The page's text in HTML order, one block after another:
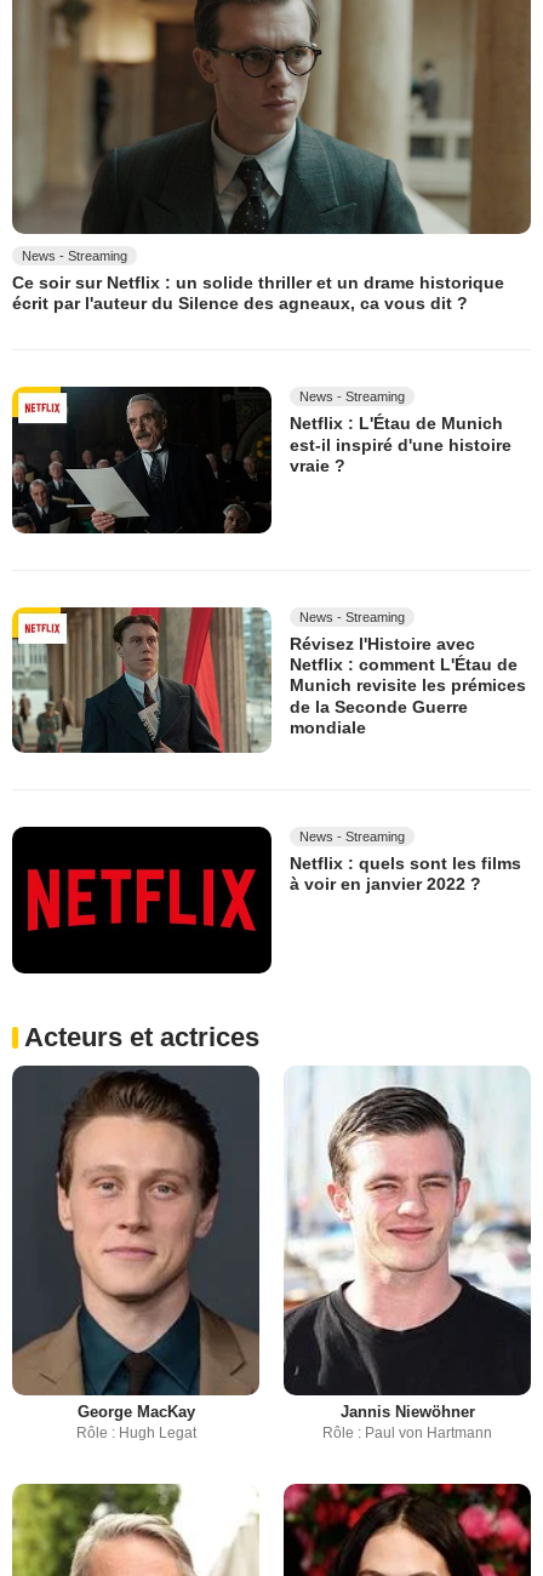
News - Streaming
Ce soir sur Netflix : un solide thriller et un drame historique
écrit par l'auteur du Silence des agneaux, ca vous dit ?
News - Streaming
Netflix : L'Étau de Munich
est-il inspiré d'une histoire
vraie ?
News - Streaming
Révisez l'Histoire avec
Netflix : comment L'Étau de
Munich revisite les prémices
de la Seconde Guerre
mondiale
News - Streaming
Netflix : quels sont les films
à voir en janvier 2022 ?
Acteurs et actrices
George MacKay
Rôle : Hugh Legat
Jannis Niewöhner
Rôle : Paul von Hartmann